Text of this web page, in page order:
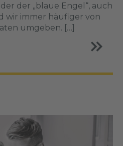
der „blaue Engel“, auch
wir immer häufiger von
umgeben. […]